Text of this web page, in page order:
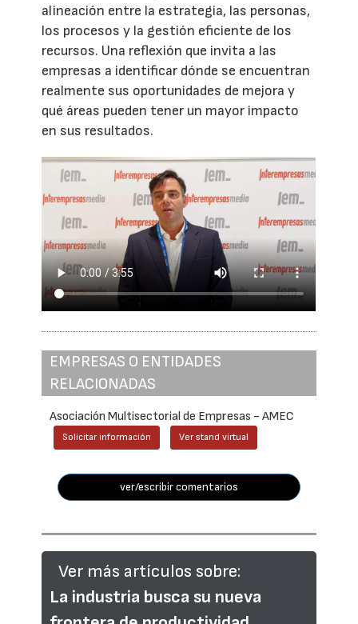
alineación entre la estrategia, las personas,
los procesos y la gestión eficiente de los
recursos. Una reflexión que invita a las
empresas a identificar dónde se encuentran
realmente sus oportunidades de mejora y
qué áreas pueden tener un mayor impacto
en sus resultados.
EMPRESAS O ENTIDADES
RELACIONADAS
Asociación Multisectorial de Empresas - AMEC
Solicitar información Ver stand virtual
ver/escribir comentarios
Ver más artículos sobre:
La industria busca su nueva